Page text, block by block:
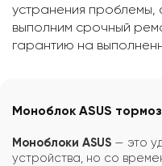
устранения проблемы,
выполним срочный
гарантию на
Моноблок ASUS
Моноблоки ASUS — это
устройства, но со